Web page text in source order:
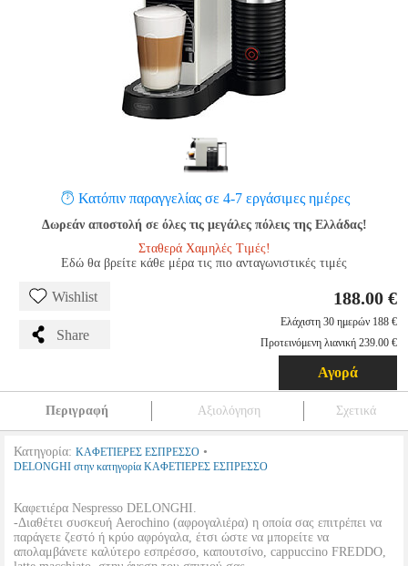
Κατόπιν παραγγελίας σε 4-7 εργάσιμες ημέρες
Δωρεάν αποστολή σε όλες τις μεγάλες πόλεις της Ελλάδας!
Σταθερά Χαμηλές Τιμές!
Εδώ θα βρείτε κάθε μέρα τις πιο ανταγωνιστικές τιμές
Wishlist
Share
188.00 €
Ελάχιστη 30 ημερών 188 €
Προτεινόμενη λιανική 239.00 €
Αγορά
Περιγραφή Αξιολόγηση Σχετικά
Κατηγορία: ΚΑΦΕΤΙΕΡΕΣ ΕΣΠΡΕΣΣΟ •
DELONGHI στην κατηγορία ΚΑΦΕΤΙΕΡΕΣ ΕΣΠΡΕΣΣΟ
Καφετιέρα Nespresso DELONGHI.
-Διαθέτει συσκευή Aerochino (αφρογαλιέρα) η οποία σας επιτρέπει να
παράγετε ζεστό ή κρύο αφρόγαλα, έτσι ώστε να μπορείτε να
απολαμβάνετε καλύτερο εσπρέσσο, καπουτσίνο, cappuccino FREDDO,